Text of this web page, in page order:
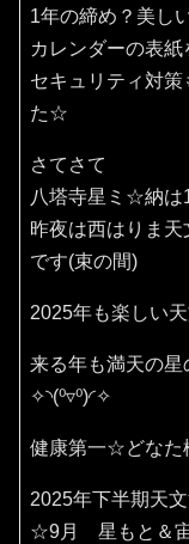
1年の締め？美し
カレンダーの表紙
セキュリティ対
た☆
さてさて
八塔寺星ミ☆納は
昨夜は西はりま
です(束の間)
2025年も楽しい
来る年も満天の
✧⁠◝⁠(⁠⁰⁠▿⁠⁰⁠)⁠◜⁠✧
健康第一☆どなた
2025年下半期天
☆9月 星もと＆